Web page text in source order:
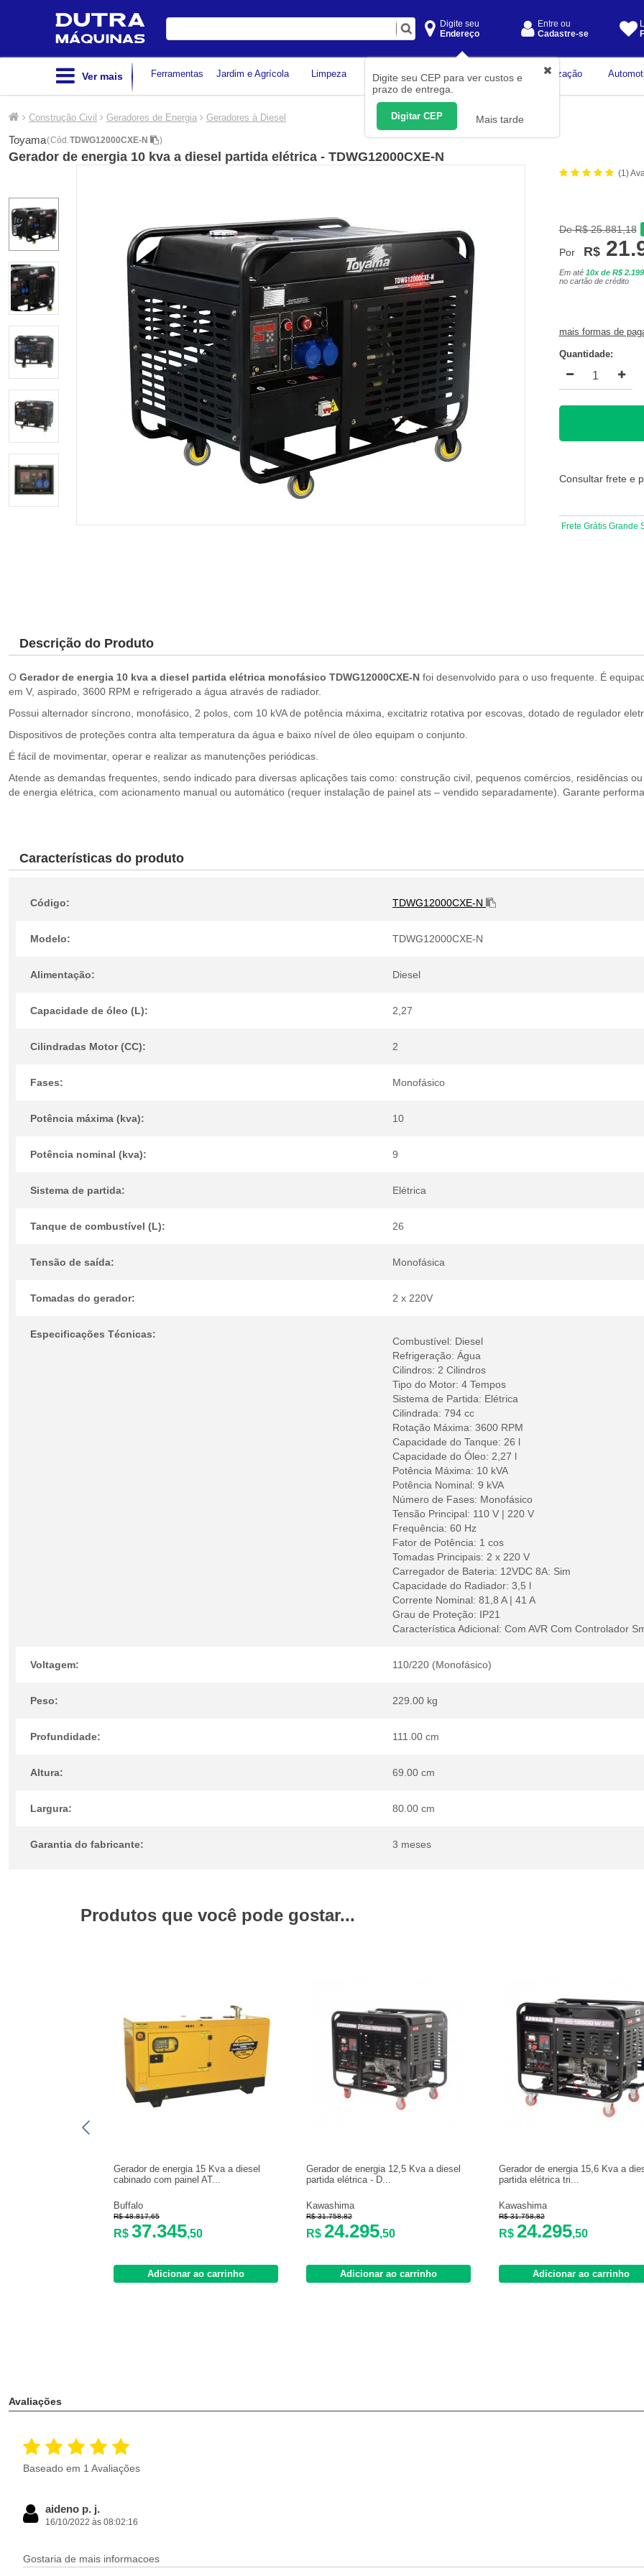
Digite
Digite seu
Endereço
Digite seu CEP para ver custos e
prazo de entrega.
Digitar CEP Mais tarde
Entre ou
Cadastre-se
Ver mais Ferramentas Jardim e Agrícola Limpeza Construção Civil
Medição
Organização
Construção Civil Geradores de Energia Geradores à Diesel
Toyama(Cód. TDWG12000CXE-N )
Gerador de energia 10 kva a diesel partida elétrica - TDWG12000CXE-N
(1)
De R$ 25.881,18
Por R$
Em até 10x de R$
no cartão de crédito
mais formas de
Quantidade:
Consultar frete e
Frete Grátis Grande
Descrição do Produto
O Gerador de energia 10 kva a diesel partida elétrica monofásico TDWG12000CXE-N foi desenvolvido para o uso frequente. É
em V, aspirado, 3600 RPM e refrigerado a água através de radiador.
Possui alternador síncrono, monofásico, 2 polos, com 10 kVA de potência máxima, excitatriz rotativa por escovas, dotado de regulador
Dispositivos de proteções contra alta temperatura da água e baixo nível de óleo equipam o conjunto.
É fácil de movimentar, operar e realizar as manutenções periódicas.
Atende as demandas frequentes, sendo indicado para diversas aplicações tais como: construção civil, pequenos comércios, residências
de energia elétrica, com acionamento manual ou automático (requer instalação de painel ats – vendido separadamente). Garante
Características do produto
Código: TDWG12000CXE-N
Modelo: TDWG12000CXE-N
Alimentação: Diesel
Capacidade de óleo (L): 2,27
Cilindradas Motor (CC): 2
Fases: Monofásico
Potência máxima (kva): 10
Potência nominal (kva): 9
Sistema de partida: Elétrica
Tanque de combustível (L): 26
Tensão de saída: Monofásica
Tomadas do gerador: 2 x 220V
Especificações Técnicas:
Combustível: Diesel
Refrigeração: Água
Cilindros: 2 Cilindros
Tipo do Motor: 4 Tempos
Sistema de Partida: Elétrica
Cilindrada: 794 cc
Rotação Máxima: 3600 RPM
Capacidade do Tanque: 26 l
Capacidade do Óleo: 2,27 l
Potência Máxima: 10 kVA
Potência Nominal: 9 kVA
Número de Fases: Monofásico
Tensão Principal: 110 V | 220 V
Frequência: 60 Hz
Fator de Potência: 1 cos
Tomadas Principais: 2 x 220 V
Carregador de Bateria: 12VDC 8A: Sim
Capacidade do Radiador: 3,5 l
Corrente Nominal: 81,8 A | 41 A
Grau de Proteção: IP21
Característica Adicional: Com AVR Com Controlador
Voltagem: 110/220 (Monofásico)
Peso: 229.00 kg
Profundidade: 111.00 cm
Altura: 69.00 cm
Largura: 80.00 cm
Garantia do fabricante: 3 meses
Produtos que você pode gostar...
Gerador de energia 15 Kva a diesel
cabinado com painel AT...
Buffalo
R$ 48.817,65
R$ 37.345,50
Adicionar ao carrinho
Gerador de energia 12,5 Kva a diesel
partida elétrica - D...
Kawashima
R$ 31.758,82
R$ 24.295,50
Adicionar ao carrinho
Gerador de energia 15,6 Kva a
partida elétrica tri...
Kawashima
R$ 31.758,82
R$ 24.295,50
Adicionar ao carrinho
Avaliações
Baseado em 1 Avaliações
aideno p. j.
16/10/2022 às 08:02:16
Gostaria de mais informacoes